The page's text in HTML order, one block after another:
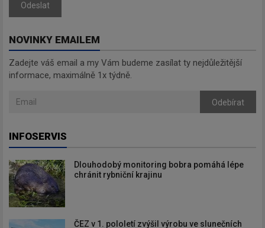
Odeslat
NOVINKY EMAILEM
Zadejte váš email a my Vám budeme zasílat ty nejdůležitější
informace, maximálně 1x týdně.
Odebírat
INFOSERVIS
Dlouhodobý monitoring bobra pomáhá lépe
chránit rybniční krajinu
ČEZ v 1. pololetí zvýšil výrobu ve slunečních